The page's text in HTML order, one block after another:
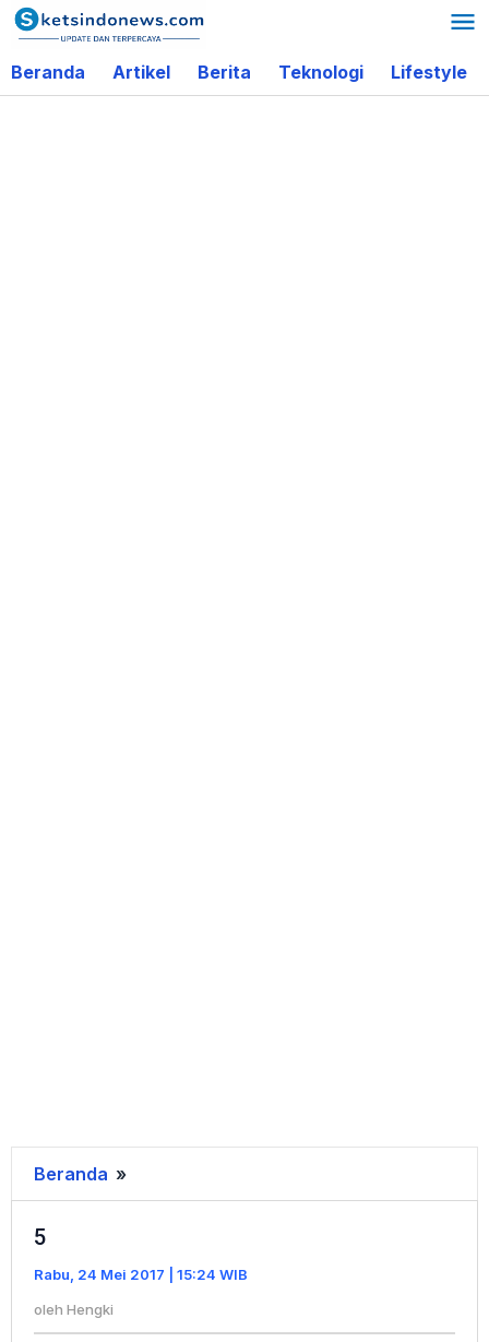
Lewati
ke
konten
Beranda Artikel Berita Teknologi Lifestyle
Beranda »
5
Rabu, 24 Mei 2017 | 15:24 WIB
oleh Hengki